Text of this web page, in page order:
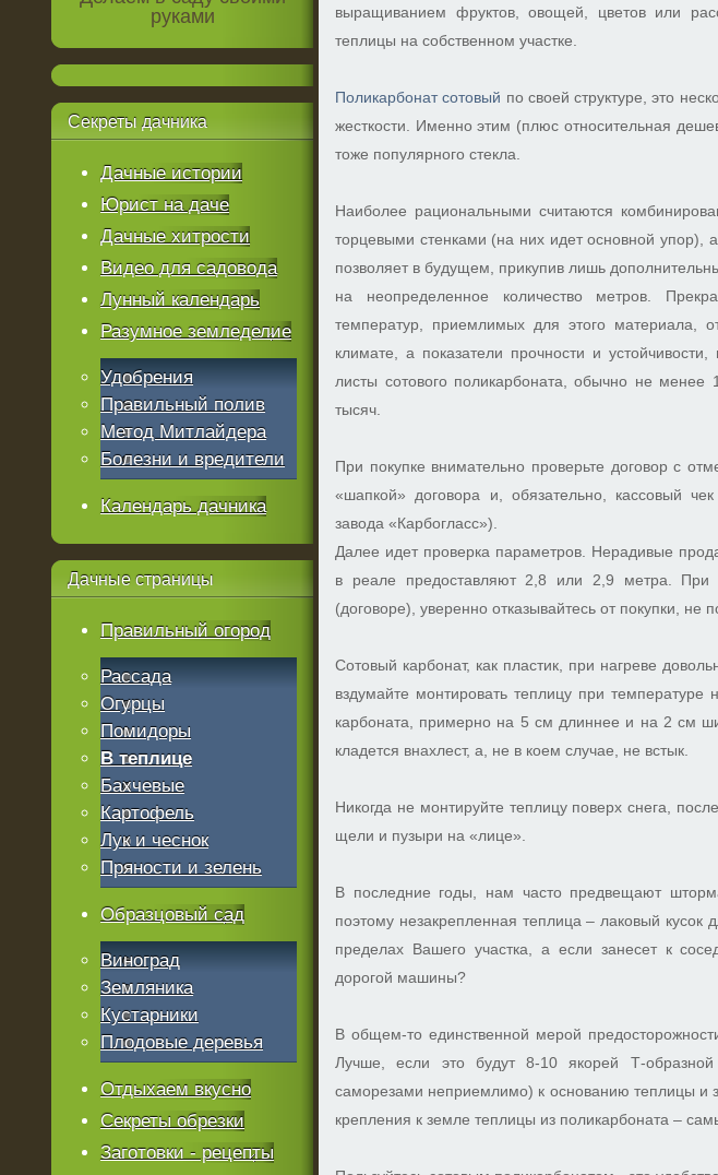
выращиванием фруктов, овощей, цветов или
теплицы на собственном участке.
Поликарбонат сотовый по своей структуре, это
жесткости. Именно этим (плюс относительная
тоже популярного стекла.
Наиболее рациональными считаются
торцевыми стенками (на них идет основной упор),
позволяет в будущем, прикупив лишь
на неопределенное количество метров.
температур, приемлимых для этого
климате, а показатели прочности и
листы сотового поликарбоната, обычно не
тысяч.
При покупке внимательно проверьте договор с
«шапкой» договора и, обязательно, кассовый
завода «Карбогласс»).
Далее идет проверка параметров. Нерадивые
в реале предоставляют 2,8 или 2,9 метра. При
(договоре), уверенно отказывайтесь от покупки, не
Сотовый карбонат, как пластик, при нагреве
вздумайте монтировать теплицу при
карбоната, примерно на 5 см длиннее и на 2 см
кладется внахлест, а, не в коем случае, не встык.
Никогда не монтируйте теплицу поверх снега,
щели и пузыри на «лице».
В последние годы, нам часто предвещают
поэтому незакрепленная теплица – лаковый кусок
пределах Вашего участка, а если занесет к
дорогой машины?
В общем-то единственной мерой
Лучше, если это будут 8-10 якорей Т-
саморезами неприемлимо) к основанию теплицы и
крепления к земле теплицы из поликарбоната –
руками
Секреты дачника
Дачные истории
Юрист на даче
Дачные хитрости
Видео для садовода
Лунный календарь
Разумное земледелие
Удобрения
Правильный полив
Метод Митлайдера
Болезни и вредители
Календарь дачника
Дачные страницы
Правильный огород
Рассада
Огурцы
Помидоры
В теплице
Бахчевые
Картофель
Лук и чеснок
Пряности и зелень
Образцовый сад
Виноград
Земляника
Кустарники
Плодовые деревья
Отдыхаем вкусно
Секреты обрезки
Заготовки - рецепты